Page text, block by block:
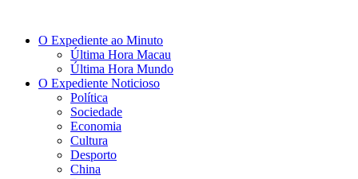
O Expediente ao Minuto
Última Hora Macau
Última Hora Mundo
O Expediente Noticioso
Política
Sociedade
Economia
Cultura
Desporto
China